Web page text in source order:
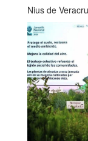
Nius de